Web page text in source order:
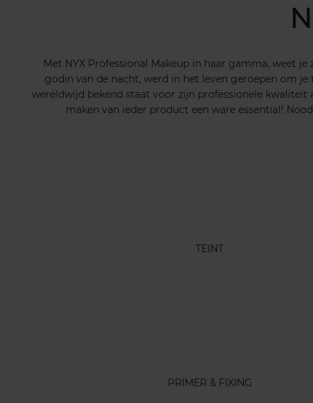
Met NYX Professional Makeup in haar gamma, weet
godin van de nacht, werd in het leven geroepen om
wereldwijd bekend staat voor zijn professionele
maken van ieder product een ware essential!
TEINT
PRIMER & FIXING